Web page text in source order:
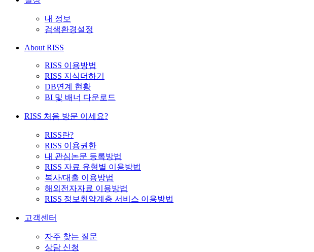
내 정보
검색환경설정
About RISS
RISS 이용방법
RISS 지식더하기
DB연계 현황
BI 및 배너 다운로드
RISS 처음 방문 이세요?
RISS란?
RISS 이용권한
내 관심논문 등록방법
RISS 자료 유형별 이용방법
복사/대출 이용방법
해외전자자료 이용방법
RISS 정보취약계층 서비스 이용방법
고객센터
자주 찾는 질문
상담 신청